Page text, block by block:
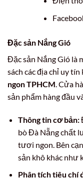
Đặc sản Nắng Gió
Đặc sản Nắng Gió là
sách các địa chỉ uy
ngon TPHCM . Cửa
sản phẩm hàng đầu
Thông tin cơ bản:
bò Đà Nẵng chất
tươi ngon. Bên
sản khô khác như
Phân tích tiêu chí